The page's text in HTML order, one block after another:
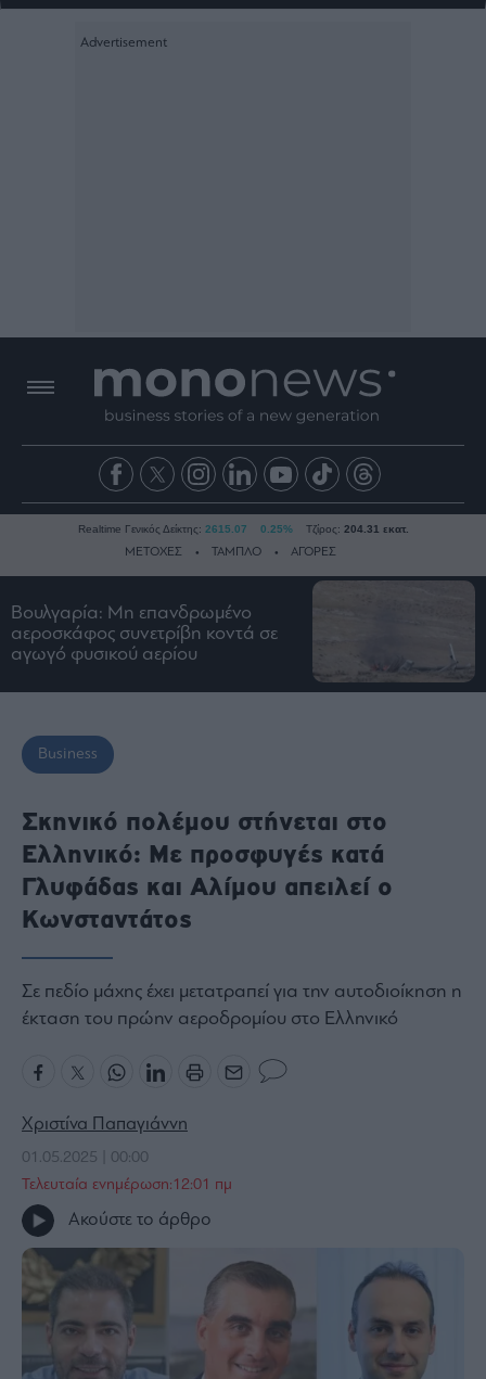
Ειδήσεις
Οικονομία
Business
Ναυτιλία
Estate
Ενέργεια
Πολιτική
Πολιτισμός
Bloomberg
The
Wiseman
Room
301
My
Story
Media
Winners
&
Realtime Γενικός Δείκτης: 2615.07 0.25% Τζίρος: 204.31 εκατ.
ΜΕΤΟΧΕΣ ΤΑΜΠΛΟ ΑΓΟΡΕΣ
Βουλγαρία: Μη επανδρωμένο
αεροσκάφος συνετρίβη κοντά σε
αγωγό φυσικού αερίου
Business
Σκηνικό πολέμου στήνεται στο
Ελληνικό: Με προσφυγές κατά
Γλυφάδας και Αλίμου απειλεί ο
Κωνσταντάτος
Σε πεδίο μάχης έχει μετατραπεί για την αυτοδιοίκηση η
έκταση του πρώην αεροδρομίου στο Ελληνικό
Χριστίνα Παπαγιάννη
01.05.2025 | 00:00
Τελευταία ενημέρωση:12:01 πμ
Ακούστε το άρθρο